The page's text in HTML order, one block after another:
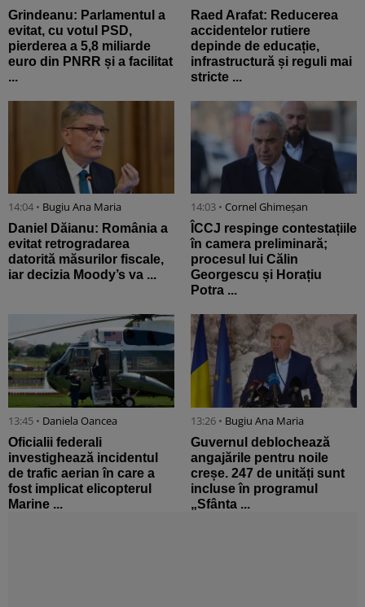
Grindeanu: Parlamentul a
evitat, cu votul PSD,
pierderea a 5,8 miliarde
euro din PNRR și a facilitat
...
Raed Arafat: Reducerea
accidentelor rutiere
depinde de educație,
infrastructură și reguli mai
stricte ...
14:04 • Bugiu ⁠Ana Maria
Daniel Dăianu: România a
evitat retrogradarea
datorită măsurilor fiscale,
iar decizia Moody’s va ...
14:03 • Cornel Ghimeșan
ÎCCJ respinge contestațiile
în camera preliminară;
procesul lui Călin
Georgescu și Horațiu
Potra ...
13:45 • Daniela Oancea
Oficialii federali
investighează incidentul
de trafic aerian în care a
fost implicat elicopterul
Marine ...
13:26 • Bugiu ⁠Ana Maria
Guvernul deblochează
angajările pentru noile
creșe. 247 de unități sunt
incluse în programul
„Sfânta ...